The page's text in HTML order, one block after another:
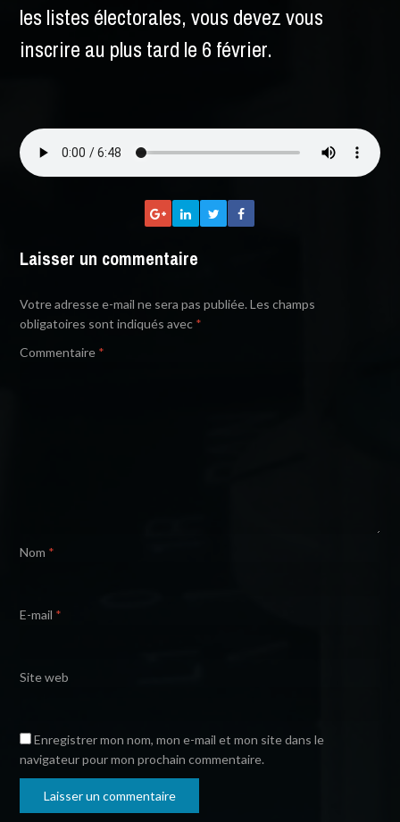
les listes électorales, vous devez vous
inscrire au plus tard le 6 février.
Laisser un commentaire
Votre adresse e-mail ne sera pas publiée. Les champs
obligatoires sont indiqués avec *
Commentaire *
Nom *
E-mail *
Site web
Enregistrer mon nom, mon e-mail et mon site dans le
navigateur pour mon prochain commentaire.